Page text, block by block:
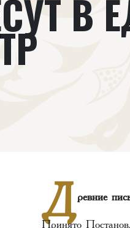
В
Д ревние
Принято